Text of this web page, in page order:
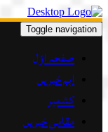
Toggle navigation
صفحہ اوّل
اہم خبریں
کشمیر
مقامی خبریں